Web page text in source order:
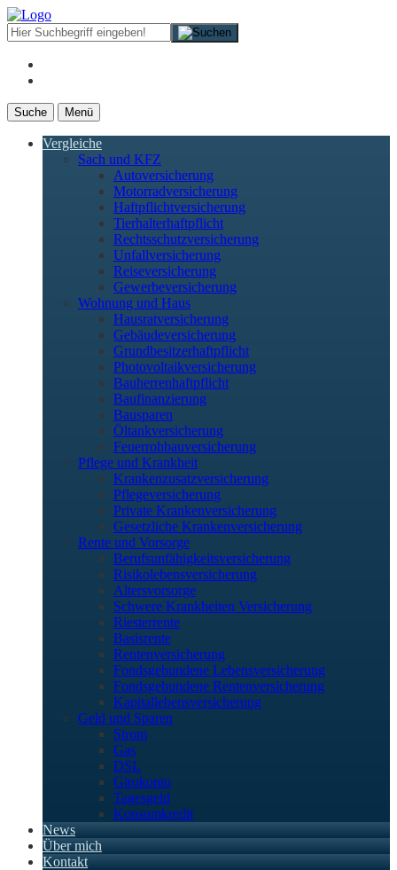
Suche Menü
Vergleiche
Sach und KFZ
Autoversicherung
Motorradversicherung
Haftpflichtversicherung
Tierhalterhaftpflicht
Rechtsschutzversicherung
Unfallversicherung
Reiseversicherung
Gewerbeversicherung
Wohnung und Haus
Hausratversicherung
Gebäudeversicherung
Grundbesitzerhaftpflicht
Photovoltaikversicherung
Bauherrenhaftpflicht
Baufinanzierung
Bausparen
Öltankversicherung
Feuerrohbauversicherung
Pflege und Krankheit
Krankenzusatzversicherung
Pflegeversicherung
Private Krankenversicherung
Gesetzliche Krankenversicherung
Rente und Vorsorge
Berufs­unfähigkeitsversicherung
Risikolebensversicherung
Altersvorsorge
Schwere Krankheiten Versicherung
Riesterrente
Basisrente
Rentenversicherung
Fondsgebundene Lebensversicherung
Fondsgebundene Rentenversicherung
Kapitallebensversicherung
Geld und Sparen
Strom
Gas
DSL
Girokonto
Tagesgeld
Konsumkredit
News
Über mich
Kontakt